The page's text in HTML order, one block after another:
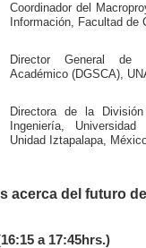
Coordinador del
Información, Facultad
Director General de
Académico (DGSCA),
Directora de la
Ingeniería, Universidad
Unidad Iztapalapa,
acerca del futuro
a 17:45hrs.)